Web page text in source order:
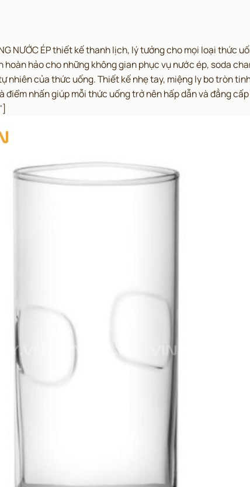
NƯỚC ÉP thiết kế thanh lịch, lý tưởng cho mọi loại thức
hoàn hảo cho những không gian phục vụ nước ép, soda
nhiên của thức uống. Thiết kế nhẹ tay, miệng ly bo tròn
điểm nhấn giúp mỗi thức uống trở nên hấp dẫn và đẳng